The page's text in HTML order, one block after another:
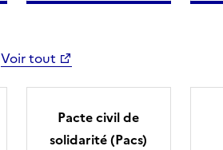
Voir tout
Pacte civil de
solidarité (Pacs)